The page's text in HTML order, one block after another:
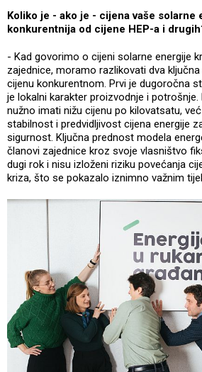
Koliko je - ako je - cijena vaše solarne
konkurentnija od cijene HEP-a i
- Kad govorimo o cijeni solarne energije
zajednice, moramo razlikovati dva
cijenu konkurentnom. Prvi je dugoročna
je lokalni karakter proizvodnje i
nužno imati nižu cijenu po kilovatsatu,
stabilnost i predvidljivost cijena energije
sigurnost. Ključna prednost modela
članovi zajednice kroz svoje vlasništvo
dugi rok i nisu izloženi riziku povećanja
kriza, što se pokazalo iznimno važnim